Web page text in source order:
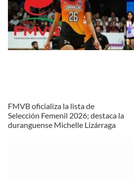
FMVB oficializa la lista de
Selección Femenil 2026; destaca la
duranguense Michelle Lizárraga